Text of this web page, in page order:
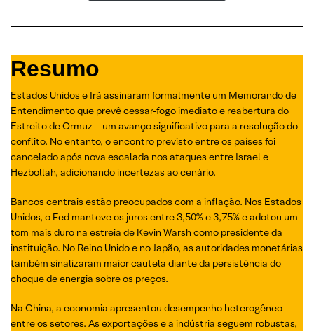
Resumo
Estados Unidos e Irã assinaram formalmente um Memorando de
Entendimento que prevê cessar-fogo imediato e reabertura do
Estreito de Ormuz – um avanço significativo para a resolução do
conflito. No entanto, o encontro previsto entre os países foi
cancelado após nova escalada nos ataques entre Israel e
Hezbollah, adicionando incertezas ao cenário.
Bancos centrais estão preocupados com a inflação. Nos Estados
Unidos, o Fed manteve os juros entre 3,50% e 3,75% e adotou um
tom mais duro na estreia de Kevin Warsh como presidente da
instituição. No Reino Unido e no Japão, as autoridades monetárias
também sinalizaram maior cautela diante da persistência do
choque de energia sobre os preços.
Na China, a economia apresentou desempenho heterogêneo
entre os setores. As exportações e a indústria seguem robustas,